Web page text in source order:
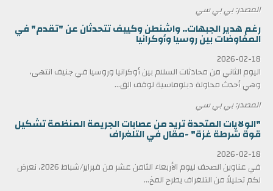
المصدر: بي بي سي
رغم هدير الجبهات.. واشنطن وكييف تتحدثان عن "تقدم" في
المفاوضات بين روسيا وأوكرانيا
2026-02-18
اليوم الثاني من محادثات السلام بين أوكرانيا وروسيا في جنيف انتهى،
وهي أحدث محاولة دبلوماسية لوقف الق...
المصدر: بي بي سي
"الولايات المتحدة تريد من عصابات الجريمة المنظمة تشكيل
قوة شرطة غزة" -مقال في التلغراف
2026-02-18
في عناوين الصحف ليوم الأربعاء الثامن عشر من فبراير/شباط 2026، نعرض
لكم تحليلاً من التلغراف يطرح المخ...